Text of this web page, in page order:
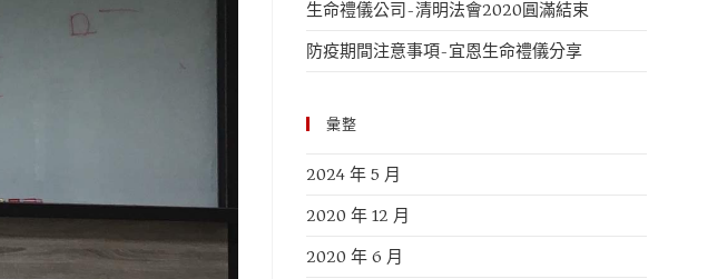
生命禮儀公司-清明法會2020圓滿結束
防疫期間注意事項-宜恩生命禮儀分享
彙整
2024 年 5 月
2020 年 12 月
2020 年 6 月